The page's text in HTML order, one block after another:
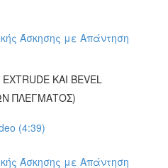
Άσκησης με Απάντηση
ΚΑΙ BEVEL
ΠΛΕΓΜΑΤΟΣ)
(4:39)
Άσκησης με Απάντηση